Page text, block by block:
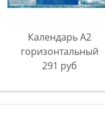
Календарь A2
горизонтальный
291 руб